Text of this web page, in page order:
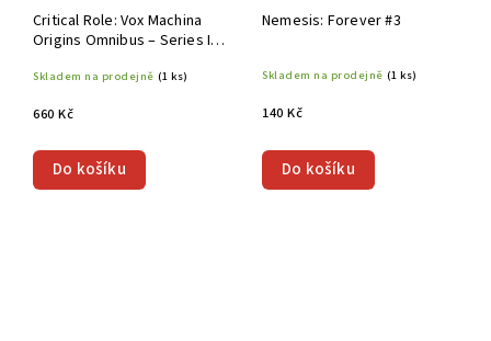
Critical Role: Vox Machina
Origins Omnibus – Series I
Skladem na prodejně (1 ks)
660 Kč
Do košíku
Nemesis: Forever #3
Skladem na prodejně (1 ks)
140 Kč
Do košíku